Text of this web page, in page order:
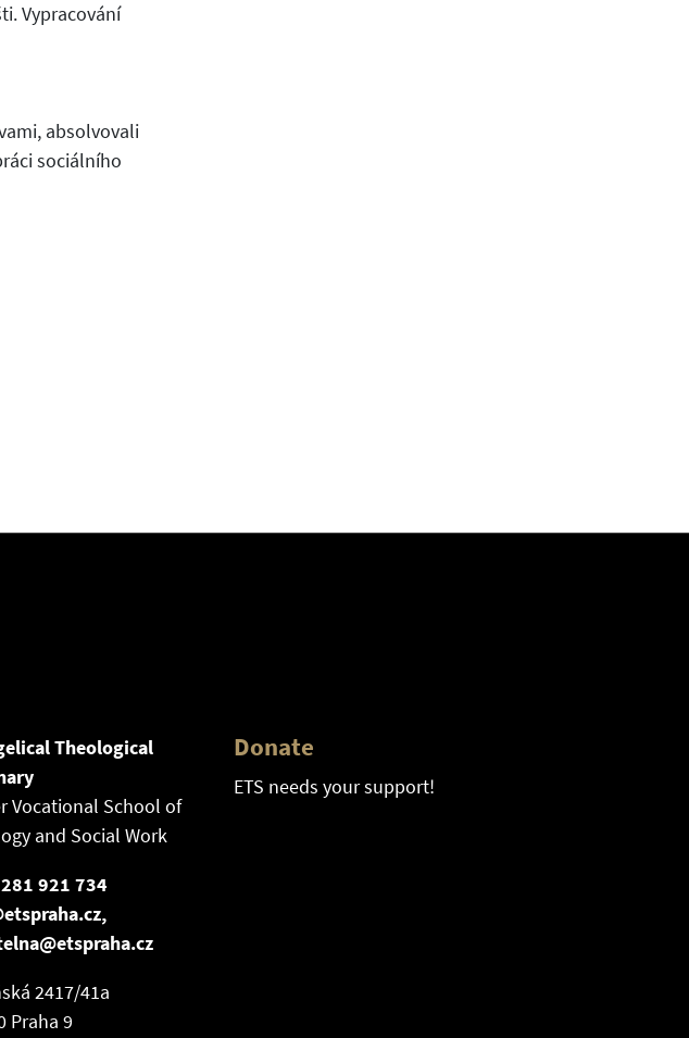
Vypracování
absolvovali
sociálního
Theological
Vocational School of
and Social Work
921 734
2417/41a
Praha 9
Donate
ETS needs your support!